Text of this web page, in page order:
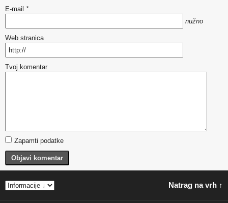
E-mail *
nužno
Web stranica
Tvoj komentar
Zapamti podatke
Objavi komentar
Natrag na vrh ↑